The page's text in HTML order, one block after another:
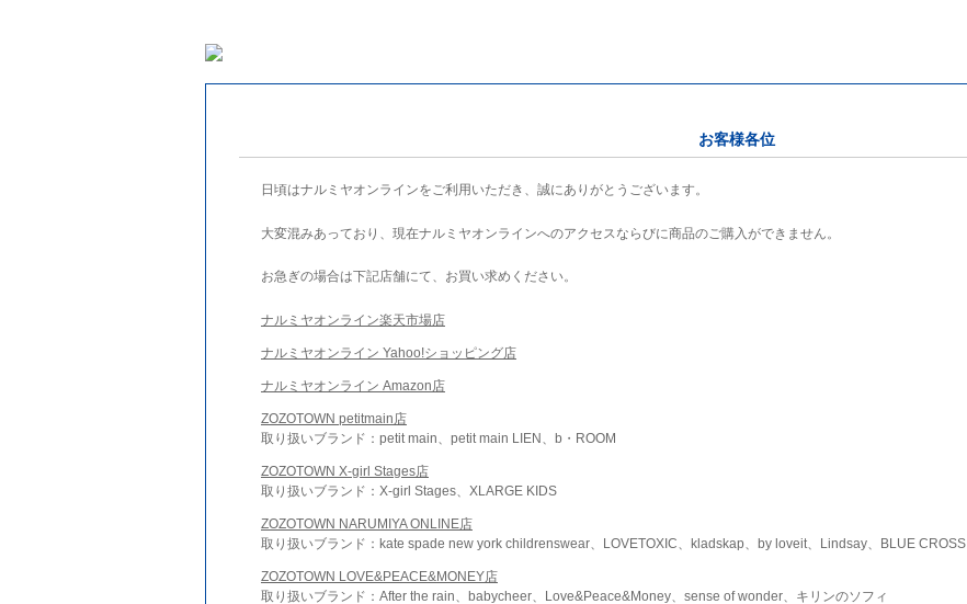
お客様各位
日頃はナルミヤオンラインをご利用いただき、誠にありがとうございます。
大変混みあっており、現在ナルミヤオンラインへのアクセスならびに商品のご購入ができません。
お急ぎの場合は下記店舗にて、お買い求めください。
ナルミヤオンライン楽天市場店
ナルミヤオンライン Yahoo!ショッピング店
ナルミヤオンライン Amazon店
ZOZOTOWN petitmain店
取り扱いブランド：petit main、petit main LIEN、b・ROOM
ZOZOTOWN X-girl Stages店
取り扱いブランド：X-girl Stages、XLARGE KIDS
ZOZOTOWN NARUMIYA ONLINE店
取り扱いブランド：kate spade new york childrenswear、LOVETOXIC、kladskap、by loveit、Lindsay、BLUE CROSS
ZOZOTOWN LOVE&PEACE&MONEY店
取り扱いブランド：After the rain、babycheer、Love&Peace&Money、sense of wonder、キリンのソフィ